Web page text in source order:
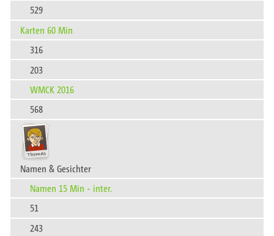
529
Karten 60 Min
316
203
WMCK 2016
568
Namen & Gesichter
Namen 15 Min - inter.
51
243